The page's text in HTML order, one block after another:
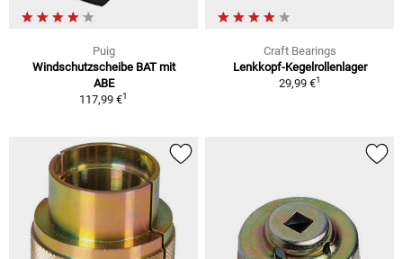
Puig
Windschutzscheibe BAT mit
ABE
117,99 €1
Craft Bearings
Lenkkopf-Kegelrollenlager
29,99 €1